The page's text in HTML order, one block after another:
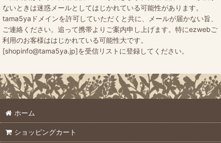
ないときは迷惑メールとしてはじかれている可能性があります。
tama5yaドメインを許可していただくと共に、メールが届かない旨、
ご連絡ください。追って携帯よりご案内申し上げます。特にezwebご
利用のお客様ははじかれている可能性大です。
[shopinfo@tama5ya.jp]を受信リストに登録してください。
ホーム
ショッピングカート